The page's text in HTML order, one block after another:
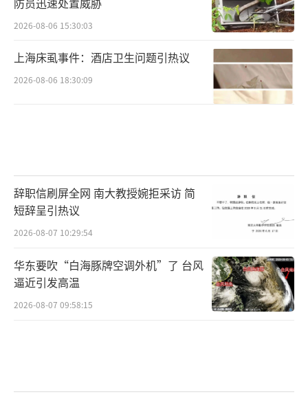
2026-08-06 15:30:03
上海床虱事件：酒店卫生问题引热议
2026-08-06 18:30:09
辞职信刷屏全网 南大教授婉拒采访 简
短辞呈引热议
2026-08-07 10:29:54
华东要吹“白海豚牌空调外机”了 台风
逼近引发高温
2026-08-07 09:58:15